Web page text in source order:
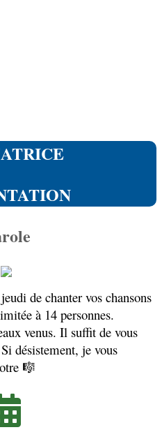
de chanter vos chansons
à 14 personnes.
venus. Il suffit de vous
désistement, je vous
🎼